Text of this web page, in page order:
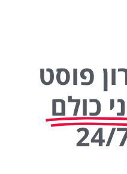
פוסט
כולם
24/